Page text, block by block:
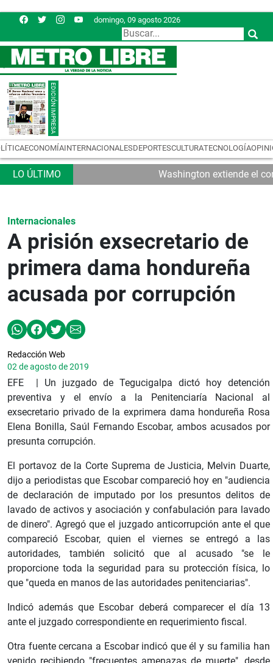
domingo, 09 agosto 2026
ECONOMÍAINTERNACIONALESDEPORTESCULTURATECNOLOGÍA
Washington extiende el
Internacionales
A prisión exsecretario de
primera dama hondureña
acusada por corrupción
Redacción Web
02 de agosto de 2019
EFE | Un juzgado de Tegucigalpa dictó hoy detención
preventiva y el envío a la Penitenciaría Nacional al
exsecretario privado de la exprimera dama hondureña Rosa
Elena Bonilla, Saúl Fernando Escobar, ambos acusados por
presunta corrupción.
El portavoz de la Corte Suprema de Justicia, Melvin Duarte,
dijo a periodistas que Escobar compareció hoy en "audiencia
de declaración de imputado por los presuntos delitos de
lavado de activos y asociación y confabulación para lavado
de dinero". Agregó que el juzgado anticorrupción ante el que
compareció Escobar, quien el viernes se entregó a las
autoridades, también solicitó que al acusado "se le
proporcione toda la seguridad para su protección física, lo
que "queda en manos de las autoridades penitenciarias".
Indicó además que Escobar deberá comparecer el día 13
ante el juzgado correspondiente en requerimiento fiscal.
Otra fuente cercana a Escobar indicó que él y su familia han
venido recibiendo "frecuentes amenazas de muerte", desde